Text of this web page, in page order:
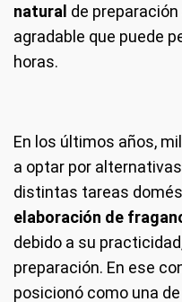
natural de
agradable que puede
horas.
En los últimos años,
a optar por
distintas tareas
elaboración de
debido a su
preparación. En ese
posicionó como una